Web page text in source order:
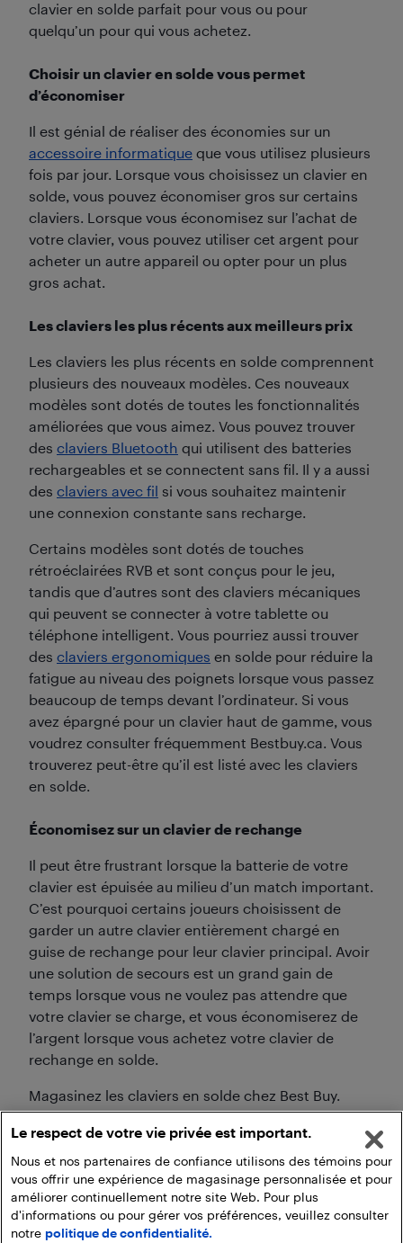
clavier en solde parfait pour vous ou pour
quelqu’un pour qui vous achetez.
Choisir un clavier en solde vous permet
d’économiser
Il est génial de réaliser des économies sur un
accessoire informatique que vous utilisez plusieurs
fois par jour. Lorsque vous choisissez un clavier en
solde, vous pouvez économiser gros sur certains
claviers. Lorsque vous économisez sur l’achat de
votre clavier, vous pouvez utiliser cet argent pour
acheter un autre appareil ou opter pour un plus
gros achat.
Les claviers les plus récents aux meilleurs prix
Les claviers les plus récents en solde comprennent
plusieurs des nouveaux modèles. Ces nouveaux
modèles sont dotés de toutes les fonctionnalités
améliorées que vous aimez. Vous pouvez trouver
des claviers Bluetooth qui utilisent des batteries
rechargeables et se connectent sans fil. Il y a aussi
des claviers avec fil si vous souhaitez maintenir
une connexion constante sans recharge.
Certains modèles sont dotés de touches
rétroéclairées RVB et sont conçus pour le jeu,
tandis que d’autres sont des claviers mécaniques
qui peuvent se connecter à votre tablette ou
téléphone intelligent. Vous pourriez aussi trouver
des claviers ergonomiques en solde pour réduire la
fatigue au niveau des poignets lorsque vous passez
beaucoup de temps devant l’ordinateur. Si vous
avez épargné pour un clavier haut de gamme, vous
voudrez consulter fréquemment Bestbuy.ca. Vous
trouverez peut-être qu’il est listé avec les claviers
en solde.
Économisez sur un clavier de rechange
Il peut être frustrant lorsque la batterie de votre
clavier est épuisée au milieu d’un match important.
C’est pourquoi certains joueurs choisissent de
garder un autre clavier entièrement chargé en
guise de rechange pour leur clavier principal. Avoir
une solution de secours est un grand gain de
temps lorsque vous ne voulez pas attendre que
votre clavier se charge, et vous économiserez de
l’argent lorsque vous achetez votre clavier de
rechange en solde.
Magasinez les claviers en solde chez Best Buy.
Le respect de votre vie privée est important.
Nous et nos partenaires de confiance utilisons des témoins pour
vous offrir une expérience de magasinage personnalisée et pour
améliorer continuellement notre site Web. Pour plus
d'informations ou pour gérer vos préférences, veuillez consulter
notre politique de confidentialité.